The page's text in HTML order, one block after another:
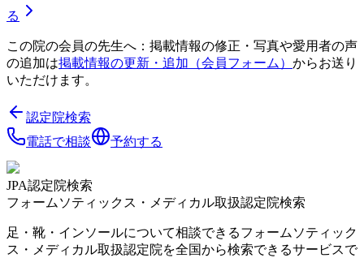
る
この院の会員の先生へ：掲載情報の修正・写真や愛用者の声
の追加は掲載情報の更新・追加（会員フォーム） からお送り
いただけます。
認定院検索
電話で相談
予約する
JPA認定院検索
フォームソティックス・メディカル取扱認定院検索
足・靴・インソールについて相談できるフォームソティック
ス・メディカル取扱認定院を全国から検索できるサービスで